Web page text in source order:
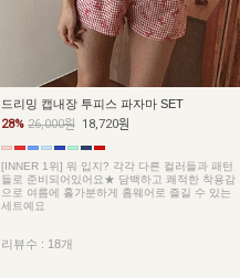
드리밍 캡내장 투피스 파자마 SET
28% 26,000원 18,720원
[INNER 1위] 뭐 입지? 각각 다른 컬러들과 패턴
들로 준비되어있어요★ 담백하고 쾌적한 착용감
으로 여름에 홀가분하게 홈웨어로 즐길 수 있는
세트예요
리뷰수 : 18개